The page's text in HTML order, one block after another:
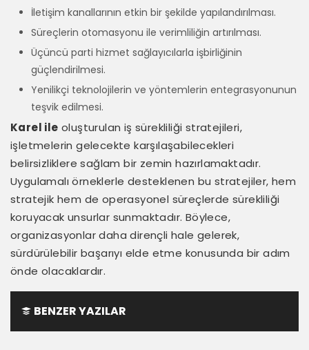
İletişim kanallarının etkin bir şekilde yapılandırılması.
Süreçlerin otomasyonu ile verimliliğin artırılması.
Üçüncü parti hizmet sağlayıcılarla işbirliğinin
güçlendirilmesi.
Yenilikçi teknolojilerin ve yöntemlerin entegrasyonunun
teşvik edilmesi.
Karel ile oluşturulan iş sürekliliği stratejileri,
işletmelerin gelecekte karşılaşabilecekleri
belirsizliklere sağlam bir zemin hazırlamaktadır.
Uygulamalı örneklerle desteklenen bu stratejiler, hem
stratejik hem de operasyonel süreçlerde sürekliliği
koruyacak unsurlar sunmaktadır. Böylece,
organizasyonlar daha dirençli hale gelerek,
sürdürülebilir başarıyı elde etme konusunda bir adım
önde olacaklardır.
BENZER YAZILAR